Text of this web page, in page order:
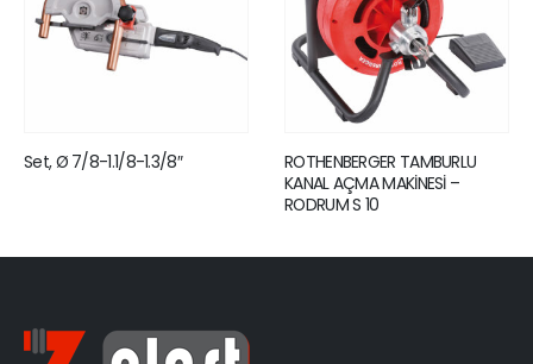
Set, Ø 7/8-1.1/8-1.3/8″
ROTHENBERGER TAMBURLU
KANAL AÇMA MAKİNESİ –
RODRUM S 10